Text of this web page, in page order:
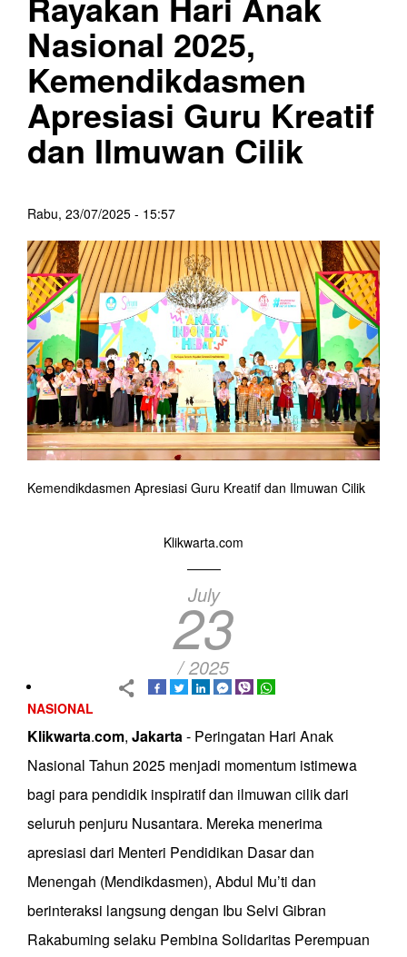
Nasional 2025,
Kemendikdasmen
Apresiasi Guru Kreatif
dan Ilmuwan Cilik
Rabu, 23/07/2025 - 15:57
Kemendikdasmen Apresiasi Guru Kreatif dan Ilmuwan Cilik
Klikwarta.com
July
23
/ 2025
NASIONAL
Klikwarta.com, Jakarta- Peringatan Hari Anak
Nasional Tahun 2025 menjadi momentum istimewa
bagi para pendidik inspiratif dan ilmuwan cilik dari
seluruh penjuru Nusantara. Mereka menerima
apresiasi dari Menteri Pendidikan Dasar dan
Menengah (Mendikdasmen), Abdul Mu’ti dan
berinteraksi langsung dengan Ibu Selvi Gibran
Rakabuming selaku Pembina Solidaritas Perempuan